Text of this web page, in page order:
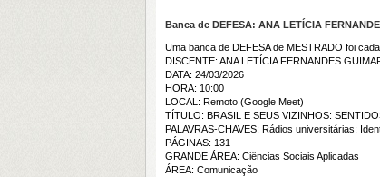
Banca de DEFESA: ANA LETÍCIA
Uma banca de DEFESA de MESTRADO foi
DISCENTE: ANA LETÍCIA FERNANDES
DATA: 24/03/2026
HORA: 10:00
LOCAL: Remoto (Google Meet)
TÍTULO: BRASIL E SEUS VIZINHOS:
PALAVRAS-CHAVES: Rádios universitárias;
PÁGINAS: 131
GRANDE ÁREA: Ciências Sociais Aplicadas
ÁREA: Comunicação